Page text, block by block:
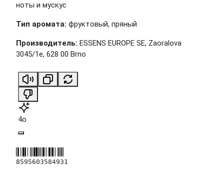
ноты и мускус
Тип аромата: фруктовый, пряный
Производитель: ESSENS EUROPE SE, Zaoralova
3045/1e, 628 00 Brno
4o
8595603584931